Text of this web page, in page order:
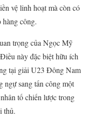
vệ linh hoạt mà còn có
công.
trọng của Ngọc Mỹ
này đặc biệt hữu ích
tại giải U23 Đông Nam
ngự sang tấn công một
tố chiến lược trong
thủ.